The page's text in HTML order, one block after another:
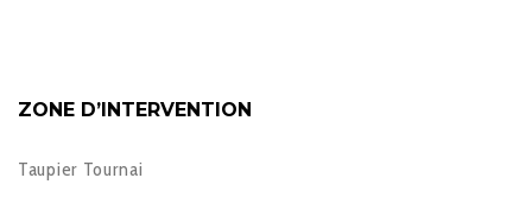
ZONE D’INTERVENTION
Taupier Tournai